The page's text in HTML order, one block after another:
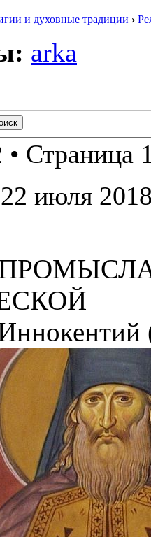
и духовные традиции ›
arka
Страница
июля